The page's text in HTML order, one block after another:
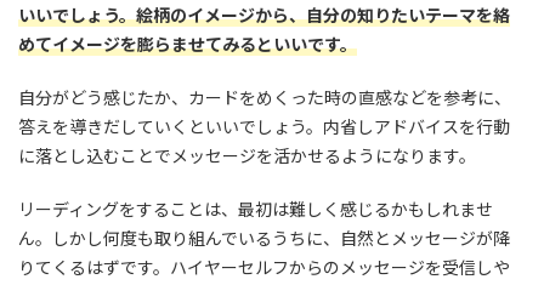
いいでしょう。絵柄のイメージから、自分の知りたいテーマを絡
めてイメージを膨らませてみるといいです。
自分がどう感じたか、カードをめくった時の直感などを参考に、
答えを導きだしていくといいでしょう。内省しアドバイスを行動
に落とし込むことでメッセージを活かせるようになります。
リーディングをすることは、最初は難しく感じるかもしれませ
ん。しかし何度も取り組んでいるうちに、自然とメッセージが降
りてくるはずです。ハイヤーセルフからのメッセージを受信しや